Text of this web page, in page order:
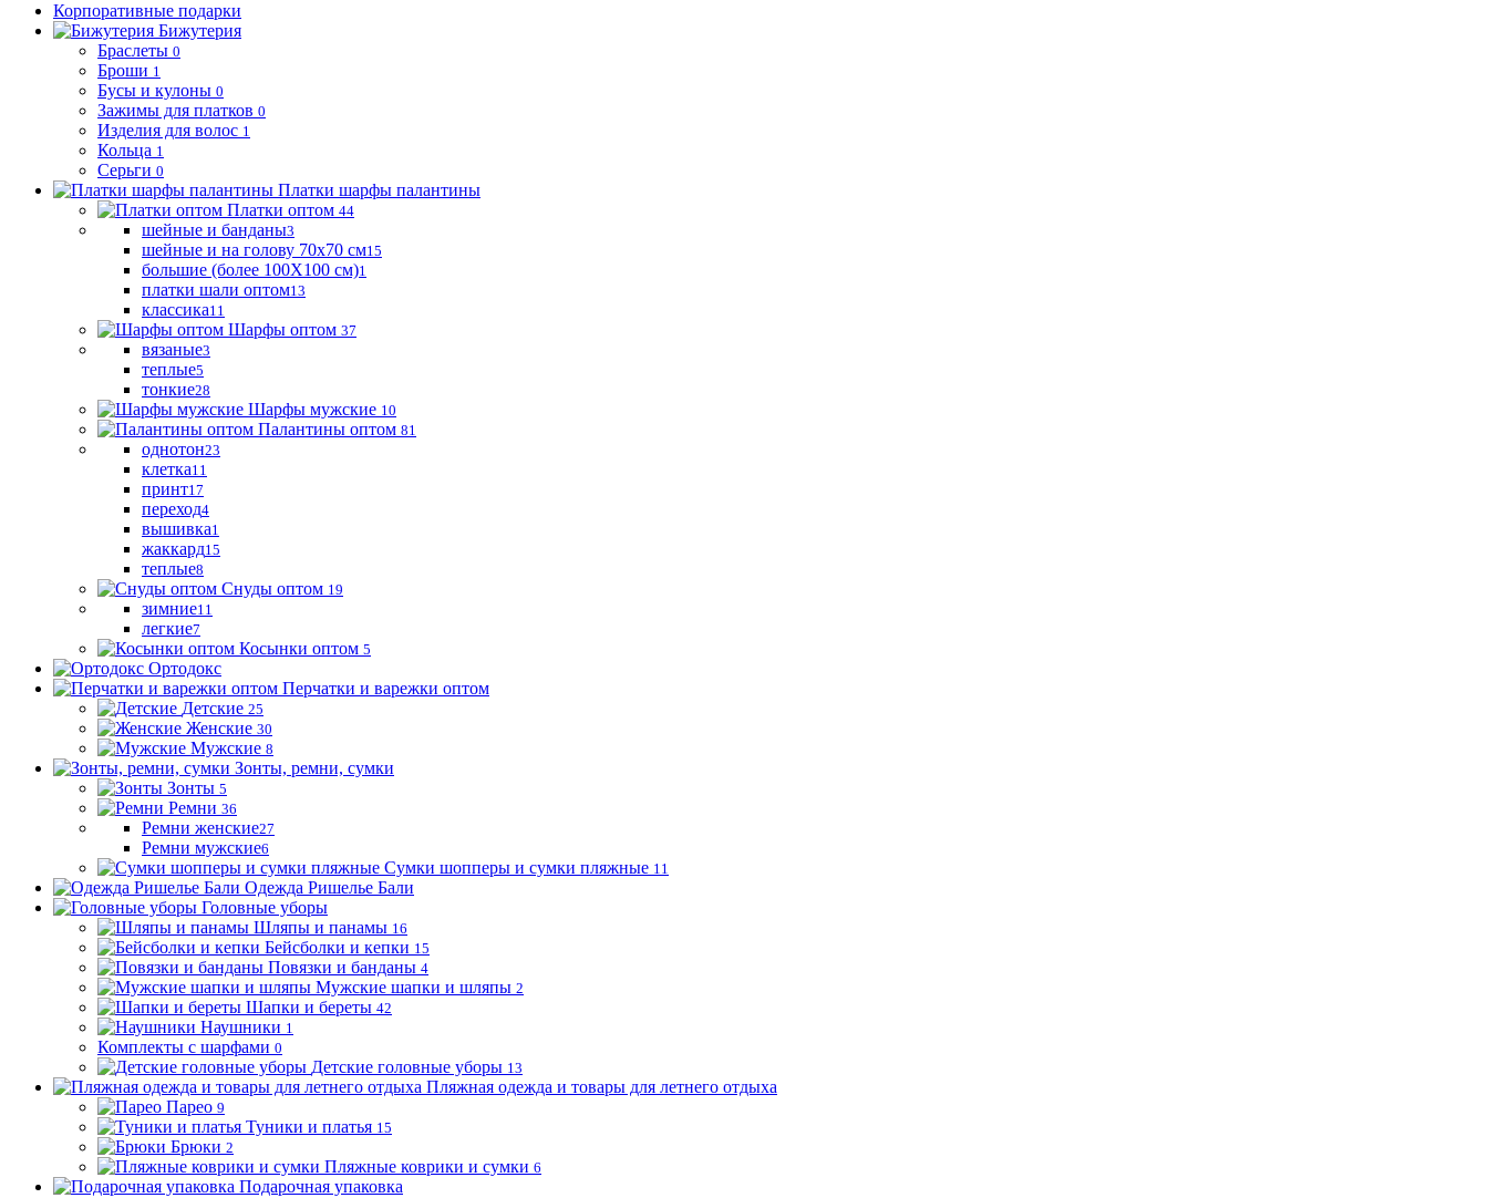
Корпоративные подарки
Бижутерия
Браслеты 0
Броши 1
Бусы и кулоны 0
Зажимы для платков 0
Изделия для волос 1
Кольца 1
Серьги 0
Платки шарфы палантины
Платки оптом 44
шейные и банданы3
шейные и на голову 70х70 см15
большие (более 100Х100 см)1
платки шали оптом13
классика11
Шарфы оптом 37
вязаные3
теплые5
тонкие28
Шарфы мужские 10
Палантины оптом 81
однотон23
клетка11
принт17
переход4
вышивка1
жаккард15
теплые8
Снуды оптом 19
зимние11
легкие7
Косынки оптом 5
Ортодокс
Перчатки и варежки оптом
Детские 25
Женские 30
Мужские 8
Зонты, ремни, сумки
Зонты 5
Ремни 36
Ремни женские27
Ремни мужские6
Сумки шопперы и сумки пляжные 11
Одежда Ришелье Бали
Головные уборы
Шляпы и панамы 16
Бейсболки и кепки 15
Повязки и банданы 4
Мужские шапки и шляпы 2
Шапки и береты 42
Наушники 1
Комплекты с шарфами 0
Детские головные уборы 13
Пляжная одежда и товары для летнего отдыха
Парео 9
Туники и платья 15
Брюки 2
Пляжные коврики и сумки 6
Подарочная упаковка